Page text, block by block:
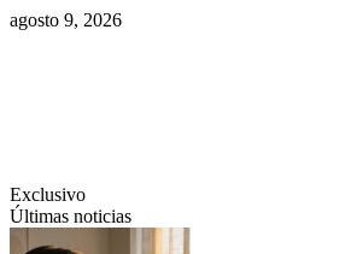
Saltar
agosto 9, 2026
Exclusivo
Últimas noticias